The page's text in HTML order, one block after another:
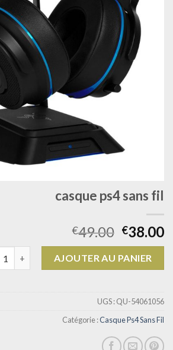
casque ps4 sans fil
€49.00 €38.00
AJOUTER AU PANIER
UGS :QU-54061056
Catégorie :Casque Ps4 Sans Fil